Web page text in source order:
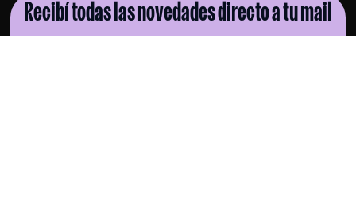
Recibí todas las novedades directo a tu mail